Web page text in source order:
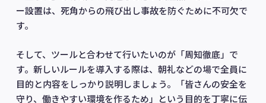
ー設置は、死角からの飛び出し事故を防ぐために不可欠で
す。
そして、ツールと合わせて行いたいのが「周知徹底」で
す。新しいルールを導入する際は、朝礼などの場で全員に
目的と内容をしっかり説明しましょう。「皆さんの安全を
守り、働きやすい環境を作るため」という目的を丁寧に伝